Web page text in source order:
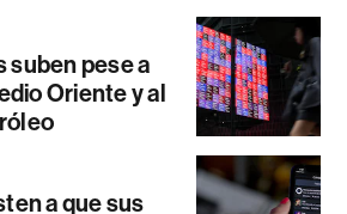
suben pese a
Oriente y al
a que sus